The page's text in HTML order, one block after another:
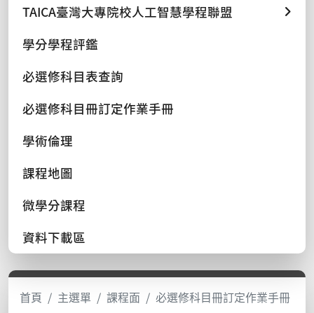
TAICA臺灣大專院校人工智慧學程聯盟
學分學程評鑑
必選修科目表查詢
必選修科目冊訂定作業手冊
學術倫理
課程地圖
微學分課程
資料下載區
首頁 主選單 課程面 必選修科目冊訂定作業手冊